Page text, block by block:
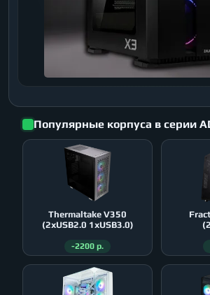
Популярные корпуса в серии
Thermaltake V350
(2xUSB2.0 1xUSB3.0)
-2200 р.
Fractal